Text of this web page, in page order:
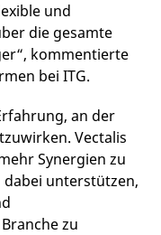
und
die gesamte
kommentierte
bei ITG.
an der
Vectalis
Synergien zu
dabei unterstützen,
zu
verwendet, um Website-
Betreibern zu helfen, das
Besucherverhalten zu
verfolgen und die
Leistung der Website zu
messen. Es handelt sich
_pk_ses eine kurze Reihe
von Zahlen und
Buchstaben folgt, bei der
es sich vermutlich um
einen Referenzcode für
die Domain handelt, die
das Cookie setzt.
Dieser Cookie-Name ist
mit der Open-Source-